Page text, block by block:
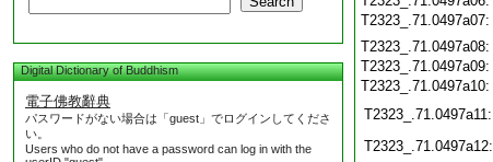
Digital Dictionary of Buddhism
電子佛教辭典
パスワードがない場合は「guest」でログインしてくださ
い。
Users who do not have a password can log in with the
T2323_.71.0497a07:
T2323_.71.0497a08:
T2323_.71.0497a09:
T2323_.71.0497a10:
T2323_.71.0497a11:
T2323_.71.0497a12: